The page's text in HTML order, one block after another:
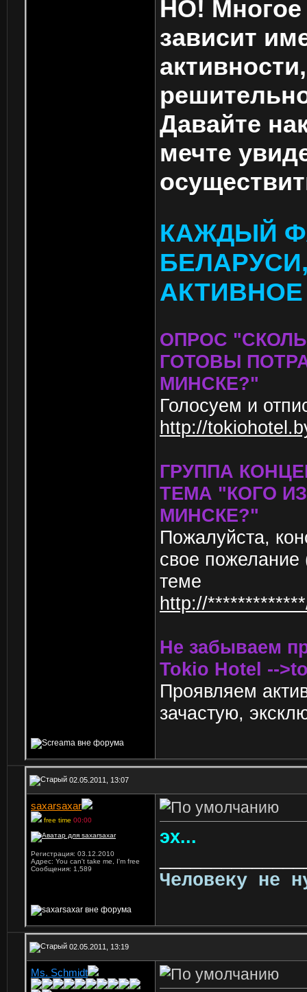
НО! Многое
зависит
Давайте
мечте
КАЖДЫЙ
ОПРОС
ГОТОВЫ
МИНСКЕ?"
Голосуем и
http://
ГРУППА
ТЕМА "КОГО
МИНСКЕ?"
Пожалуйста,
свое
теме
http://
Не забываем
Tokio Hotel --
Проявляем
зачастую,
02.05.2011, 13:07
saxarsaxar
free time 00:00
Регистрация: 03.12.2010
Адрес: You can't take me, I'm free
Сообщения: 1,589
эх...
Человеку не
02.05.2011, 13:19
Ms. Schmidt